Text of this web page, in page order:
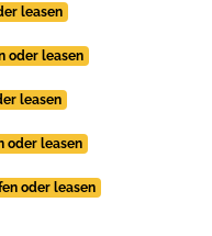
leasen
oder leasen
leasen
oder leasen
oder leasen